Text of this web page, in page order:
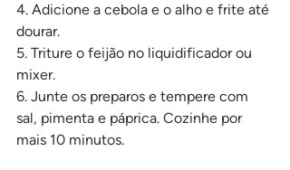
4. Adicione a cebola e o alho e frite até
dourar.
5. Triture o feijão no liquidificador ou
mixer.
6. Junte os preparos e tempere com
sal, pimenta e páprica. Cozinhe por
mais 10 minutos.